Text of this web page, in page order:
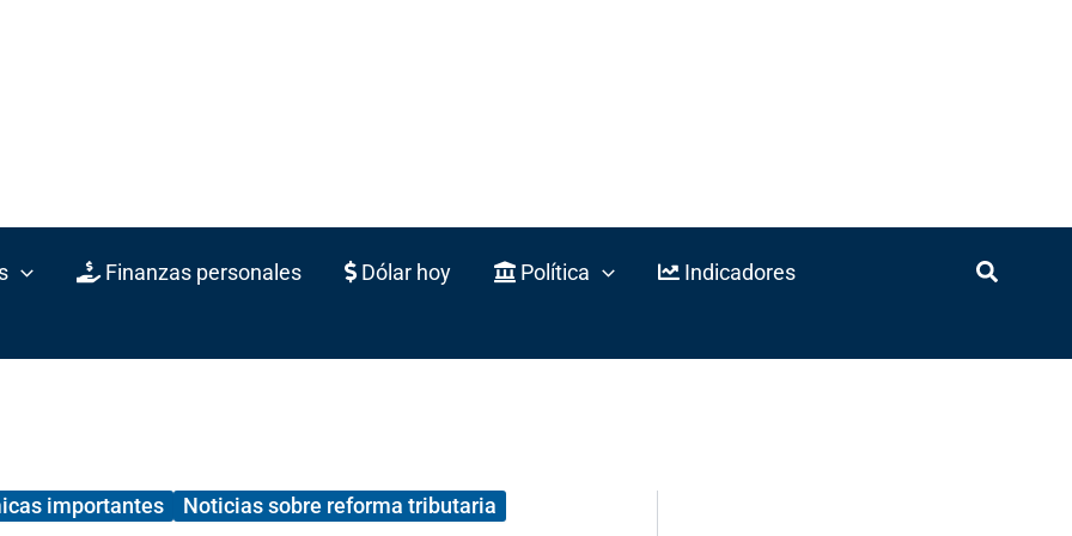
Finanzas personales Dólar hoy Política Indicadores
importantes Noticias sobre reforma tributaria